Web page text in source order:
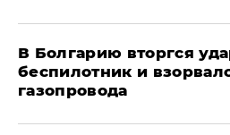
В Болгарию вторгся
беспилотник и
газопровода